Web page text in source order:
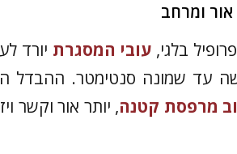
ומרחב
בלגי, עובי המסגרת יורד
עד שמונה סנטימטר. ההבדל
מרפסת קטנה, יותר אור וקשר